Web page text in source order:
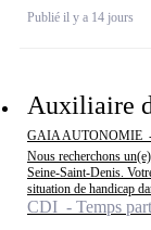
Publié il y a 14 jours
Auxiliaire
GAIA AUTONOMIE
Nous recherchons
Seine-Saint-Denis.
situation de handicap
CDI - Temps